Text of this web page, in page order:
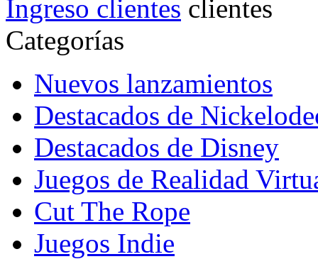
Ingreso clientes
Categorías
Nuevos lanzamientos
Destacados de
Destacados de Disney
Juegos de Realidad
Cut The Rope
Juegos Indie